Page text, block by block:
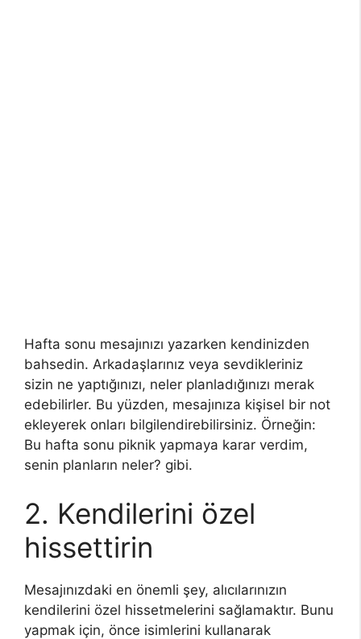
Hafta sonu mesajınızı yazarken kendinizden
bahsedin. Arkadaşlarınız veya sevdikleriniz
sizin ne yaptığınızı, neler planladığınızı merak
edebilirler. Bu yüzden, mesajınıza kişisel bir not
ekleyerek onları bilgilendirebilirsiniz. Örneğin:
Bu hafta sonu piknik yapmaya karar verdim,
senin planların neler? gibi.
2. Kendilerini özel
hissettirin
Mesajınızdaki en önemli şey, alıcılarınızın
kendilerini özel hissetmelerini sağlamaktır. Bunu
yapmak için, önce isimlerini kullanarak